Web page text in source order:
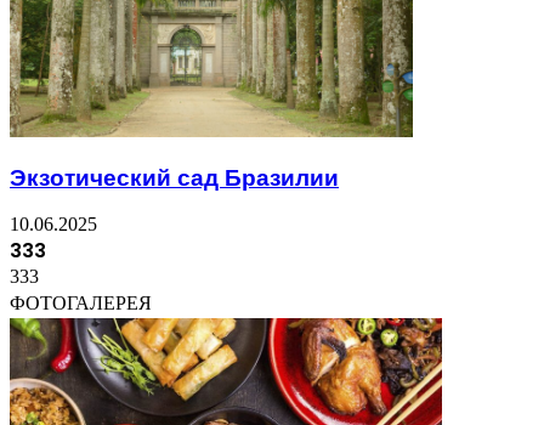
Экзотический сад Бразилии
10.06.2025
333
333
ФОТОГАЛЕРЕЯ